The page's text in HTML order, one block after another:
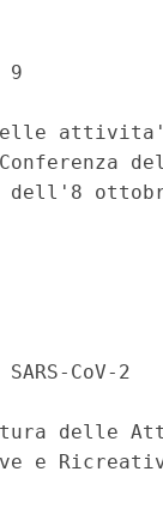
9
dell'8
SARS-CoV-2
delle
e